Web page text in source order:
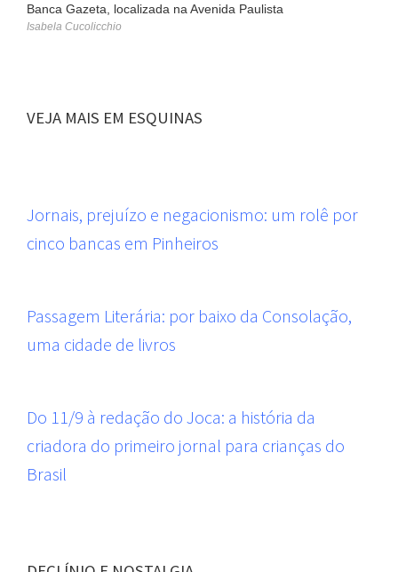
Banca Gazeta, localizada na Avenida Paulista
Isabela Cucolicchio
VEJA MAIS EM ESQUINAS
Jornais, prejuízo e negacionismo: um rolê por
cinco bancas em Pinheiros
Passagem Literária: por baixo da Consolação,
uma cidade de livros
Do 11/9 à redação do Joca: a história da
criadora do primeiro jornal para crianças do
Brasil